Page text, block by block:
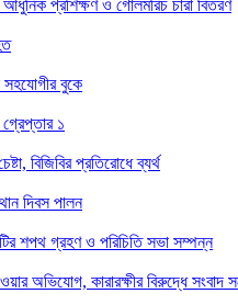
আধুনিক প্রশিক্ষণ ও গোলমরিচ চারা বিতরণ
সহযোগীর বুকে
১
বিজিবির প্রতিরোধে ব্যর্থ
দিবস পালন
শপথ গ্রহণ ও পরিচিতি সভা সম্পন্ন
অভিযোগ, কারারক্ষীর বিরুদ্ধে সংবাদ